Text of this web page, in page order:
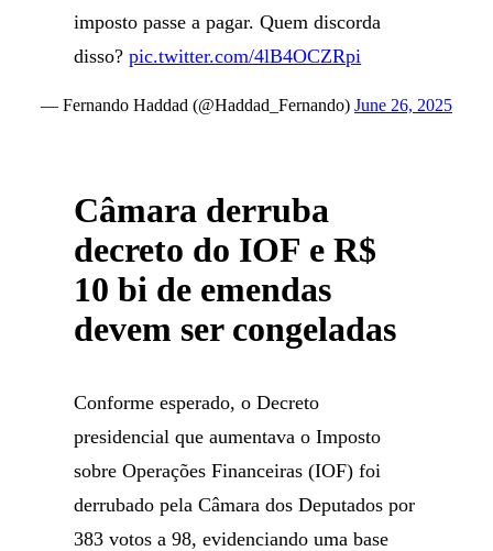
imposto passe a pagar. Quem discorda
disso?pic.twitter.com/4lB4OCZRpi
— Fernando Haddad (@Haddad_Fernando) June 26, 2025
Câmara derruba
decreto do IOF e R$
10 bi de emendas
devem ser congeladas
Conforme esperado, o Decreto
presidencial que aumentava o Imposto
sobre Operações Financeiras (IOF) foi
derrubado pela Câmara dos Deputados por
383 votos a 98, evidenciando uma base